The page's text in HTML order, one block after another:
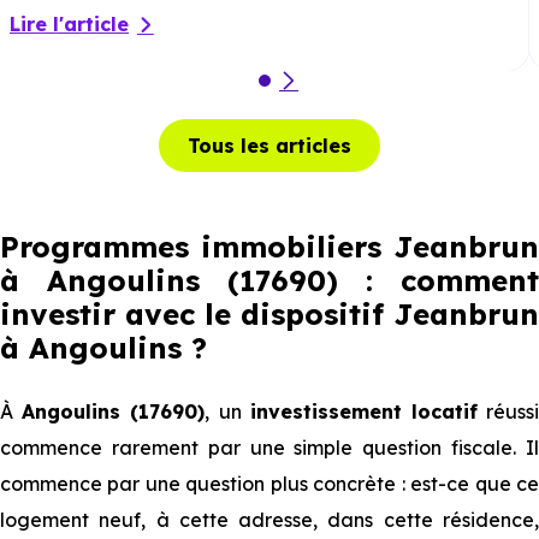
Lire l'article
Tous les articles
Programmes immobiliers Jeanbrun
à Angoulins (17690) : comment
investir avec le dispositif Jeanbrun
à Angoulins ?
ÀAngoulins (17690), un investissement locatifréussi
commence rarement par une simple question fiscale. Il
commence par une question plus concrète : est-ce que ce
logement neuf, à cette adresse, dans cette résidence,